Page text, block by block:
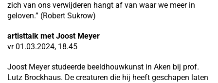
zich van ons verwijderen hangt af van waar we meer in
geloven.” (Robert Sukrow)
artisttalk met Joost Meyer
vr 01.03.2024, 18.45
Joost Meyer studeerde beeldhouwkunst in Aken bij prof.
Lutz Brockhaus. De creaturen die hij heeft geschapen laten